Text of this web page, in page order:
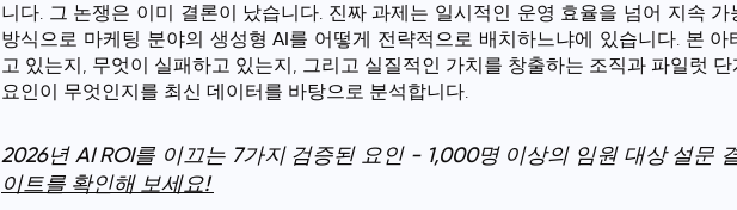
니다. 그 논쟁은 이미 결론이 났습니다. 진짜 과제는 일시적인 운영 효율을 넘어 지속
방식으로 마케팅 분야의 생성형 AI 를 어떻게 전략적으로 배치하느냐에 있습니다. 본
고 있는지, 무엇이 실패하고 있는지, 그리고 실질적인 가치를 창출하는 조직과 파일럿
요인이 무엇인지를 최신 데이터를 바탕으로 분석합니다.
2026년 AI ROI를 이끄는 7가지 검증된 요인 - 1,000명 이상의 임원 대상 설문
이트를 확인해 보세요!